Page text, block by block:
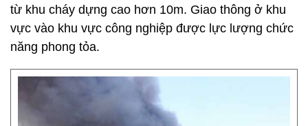
từ khu cháy dựng cao hơn 10m. Giao thông ở khu
vực vào khu vực công nghiệp được lực lượng chức
năng phong tỏa.